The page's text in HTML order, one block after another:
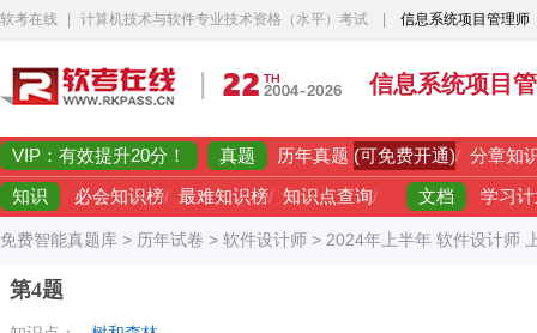
软考在线 计算机技术与软件专业技术资格（水平）考试 信息系统项目管理师
信息系统项目
VIP：有效提升20分！ 真题 历年真题 (可免费开通)/ 分章知
知识 必会知识榜/ 最难知识榜/ 知识点查询/ 文档 学习
免费智能真题库 > 历年试卷 > 软件设计师 > 2024年上半年 软件设计师
第4题